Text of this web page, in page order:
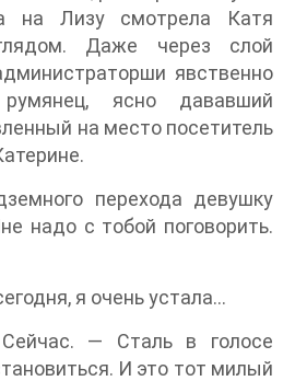
на Лизу смотрела Катя
Даже через слой
явственно
румянец, ясно дававший
на место посетитель
перехода девушку
надо с тобой поговорить.
я очень устала…
— Сталь в голосе
И это тот милый